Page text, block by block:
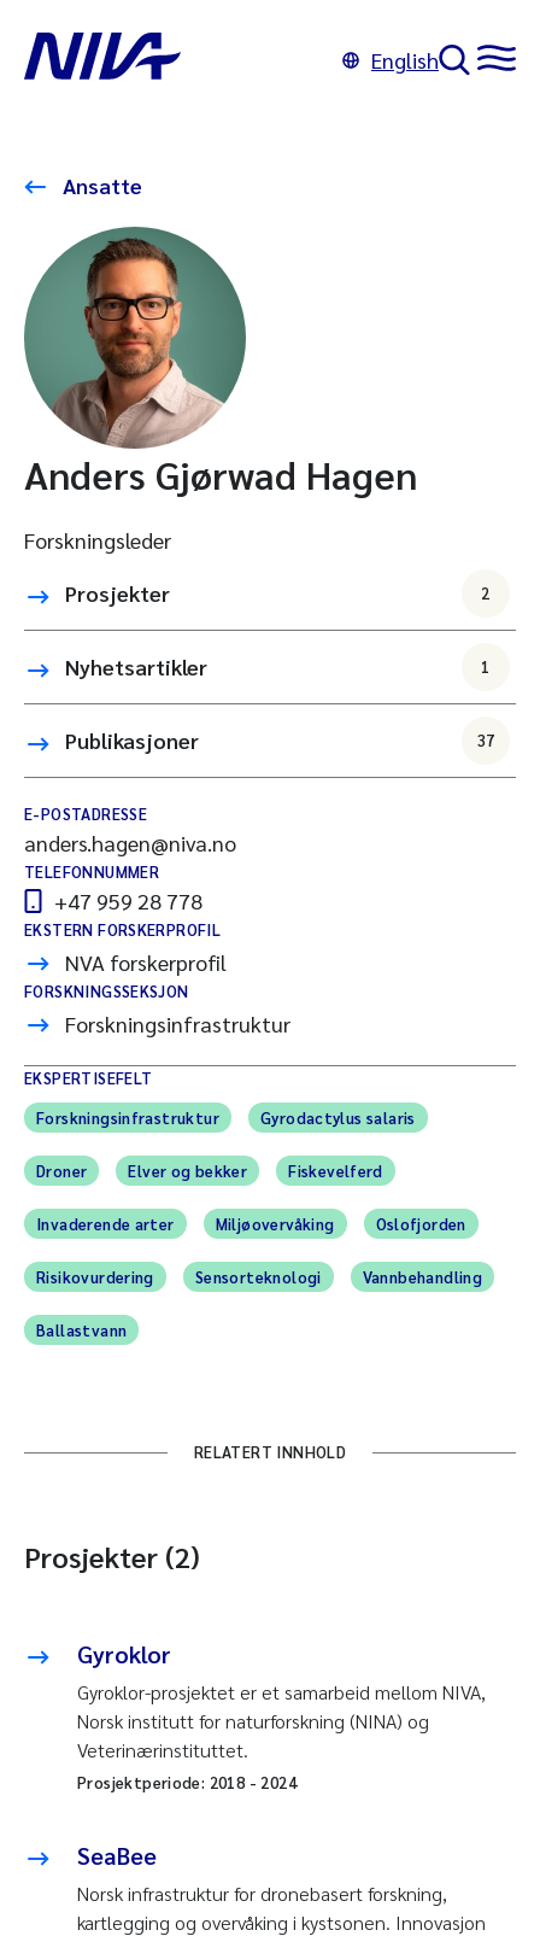
English
Ansatte
Anders Gjørwad Hagen
Forskningsleder
Prosjekter
2
Nyhetsartikler 1
Publikasjoner 37
E-POSTADRESSE
anders.hagen@niva.no
TELEFONNUMMER
+47 959 28 778
EKSTERN FORSKERPROFIL
NVA forskerprofil
FORSKNINGSSEKSJON
Forskningsinfrastruktur
EKSPERTISEFELT
Forskningsinfrastruktur
Gyrodactylus salaris
Droner Elver og bekker Fiskevelferd
Invaderende arter Miljøovervåking Oslofjorden
Risikovurdering Sensorteknologi Vannbehandling
Ballastvann
RELATERT INNHOLD
Prosjekter (2)
Gyroklor
Gyroklor-prosjektet er et samarbeid mellom NIVA,
Norsk institutt for naturforskning (NINA) og
Veterinærinstituttet.
Prosjektperiode: 2018 - 2024
SeaBee
Norsk infrastruktur for dronebasert forskning,
kartlegging og overvåking i kystsonen. Innovasjon